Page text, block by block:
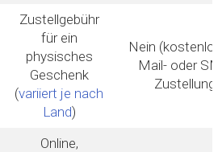
Zustellgebühr
für ein
physisches
Geschenk
(variiert je nach
Land)
Nein
Mail- oder
Zustellung)
Online,